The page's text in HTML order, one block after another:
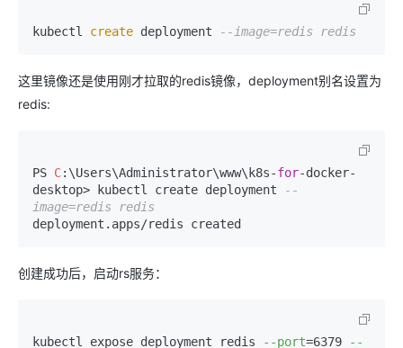
kubectl create deployment --image=redis redis
这里镜像还是使用刚才拉取的redis镜像，deployment别名设置为
redis:
PS C:\Users\Administrator\www\k8s-for-docker-
desktop> kubectl create deployment
--
image=redis redis
deployment.apps/redis created
创建成功后，启动rs服务：
kubectl expose deployment redis --port=6379
--